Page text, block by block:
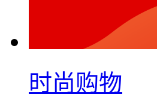
时尚购物